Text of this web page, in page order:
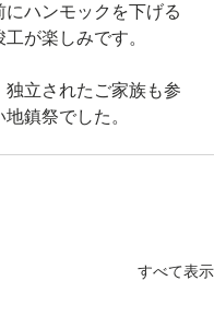
ハンモックを下げる
が楽しみです。
独立されたご家族も参
鎮祭でした。
すべて表示